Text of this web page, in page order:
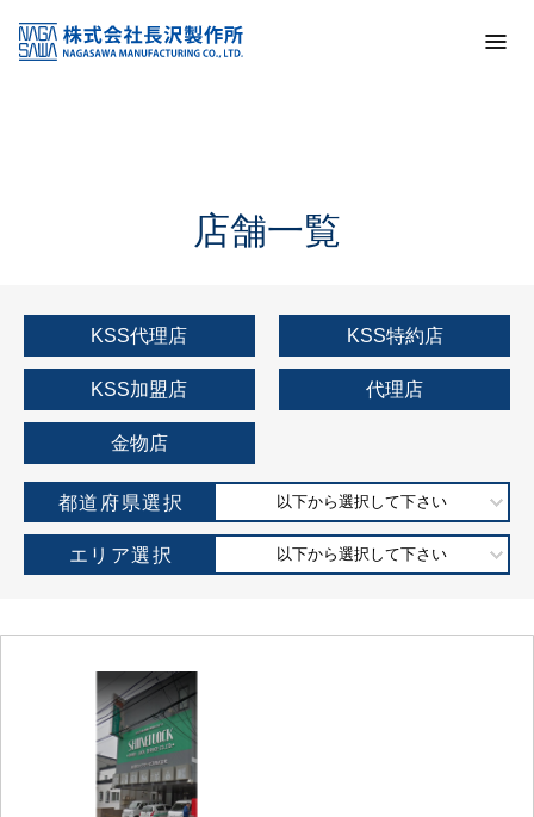
KSS加盟店・取扱店情報
店舗一覧
店舗一覧
KSS代理店 KSS特約店
KSS加盟店 代理店
金物店
都道府県選択 以下から選択して下さい
エリア選択 以下から選択して下さい